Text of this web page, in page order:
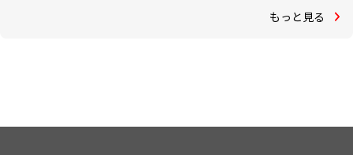
もっと見る